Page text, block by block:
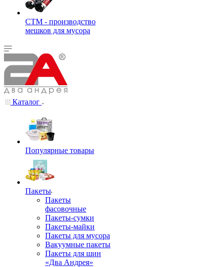
СТМ - производство
мешков для мусора
Каталог
Популярные товары
Пакеты
Пакеты
фасовочные
Пакеты-сумки
Пакеты-майки
Пакеты для мусора
Вакуумные пакеты
Пакеты для шин
«Два Андрея»